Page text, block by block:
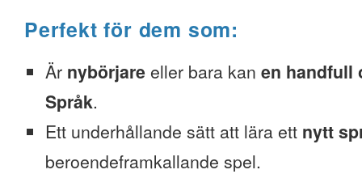
Perfekt för dem som:
Är nybörjare eller bara kan en handfull
Språk.
Ett underhållande sätt att lära ett nytt
beroendeframkallande spel.